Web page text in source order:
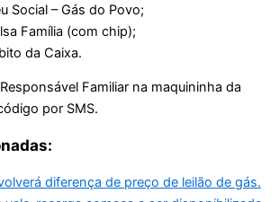
Social – Gás do Povo;
Família (com chip);
da Caixa.
Familiar na maquininha da
por SMS.
diferença de preço de leilão de gás.